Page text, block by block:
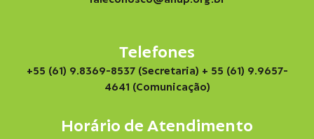
Telefones
+55 (61) 9.8369-8537 (Secretaria) + 55 (61) 9.9657-
4641 (Comunicação)
Horário de Atendimento